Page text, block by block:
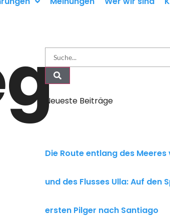
Neueste Beiträge
Die Route entlang des
und des Flusses Ulla: Auf den
ersten Pilger nach Santiago